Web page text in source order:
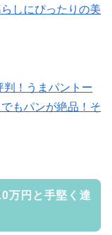
しにぴったりの美
判！うまパントー
もパンが絶品！そ
万円と手堅く達